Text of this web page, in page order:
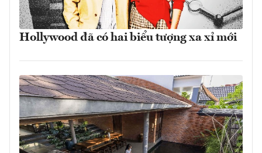
Hollywood đã có hai biểu tượng xa xỉ mới